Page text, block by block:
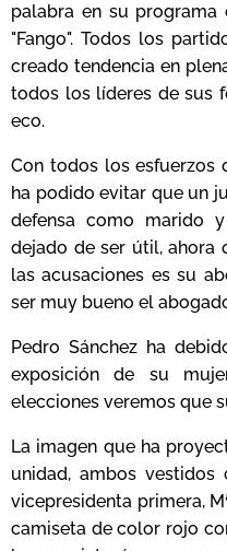
palabra en su programa
"Fango". Todos los
creado tendencia en
todos los líderes de sus
eco.
Con todos los esfuerzos
ha podido evitar que un
defensa como marido
dejado de ser útil, ahora
las acusaciones es su
ser muy bueno el
Pedro Sánchez ha
exposición de su
elecciones veremos que
La imagen que ha
unidad, ambos
vicepresidenta primera,
camiseta de color rojo